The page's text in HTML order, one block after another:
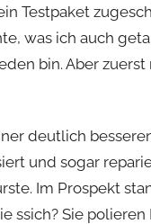
Testpaket
was ich auch
bin. Aber
deutlich
und sogar
Im Prospekt
ssich? Sie